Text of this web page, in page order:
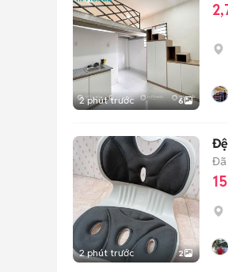
2 phút trước 6
2 phút trước 2
Đã